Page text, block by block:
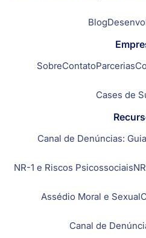
Blog
SobreContatoParcerias
Cases de
Canal de Denúncias:
NR-1 e Riscos Psicossociais
Assédio Moral e Sexual
Canal de